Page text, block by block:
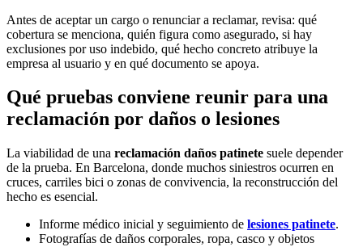
Antes de aceptar un cargo o renunciar a reclamar, revisa: qué
cobertura se menciona, quién figura como asegurado, si hay
exclusiones por uso indebido, qué hecho concreto atribuye la
empresa al usuario y en qué documento se apoya.
Qué pruebas conviene reunir para una
reclamación por daños o lesiones
La viabilidad de una reclamación daños patinete suele depender
de la prueba. En Barcelona, donde muchos siniestros ocurren en
cruces, carriles bici o zonas de convivencia, la reconstrucción del
hecho es esencial.
Informe médico inicial y seguimiento de lesiones patinete.
Fotografías de daños corporales, ropa, casco y objetos